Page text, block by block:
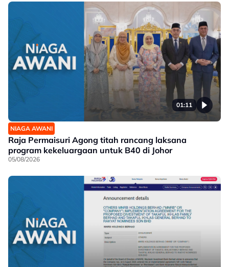
01:11
NIAGA AWANI
Raja Permaisuri Agong titah rancang laksana
program kekeluargaan untuk B40 di Johor
05/08/2026